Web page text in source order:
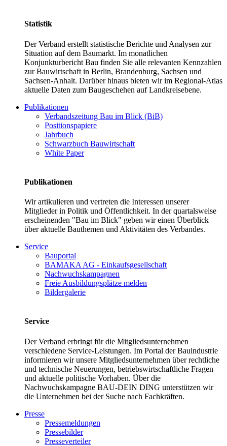
Statistik
Der Verband erstellt statistische Berichte und Analysen zur
Situation auf dem Baumarkt. Im monatlichen
Konjunkturbericht Bau finden Sie alle relevanten Kennzahlen
zur Bauwirtschaft in Berlin, Brandenburg, Sachsen und
Sachsen-Anhalt. Darüber hinaus bieten wir im Regional-Atlas
aktuelle Daten zum Baugeschehen auf Landkreisebene.
Publikationen
Verbandszeitung Bau im Blick (BiB)
Positionspapiere
Jahrbuch
Schwarzbuch Bauwirtschaft
White Paper
Publikationen
Wir artikulieren und vertreten die Interessen unserer
Mitglieder in Politik und Öffentlichkeit. In der quartalsweise
erscheinenden "Bau im Blick" geben wir einen Überblick
über aktuelle Bauthemen und Aktivitäten des Verbandes.
Service
Bauportal
BAMAKA AG - Einkaufsgesellschaft
Nachwuchskampagnen
Freie Ausbildungsplätze melden
Bildergalerie
Service
Der Verband erbringt für die Mitgliedsunternehmen
verschiedene Service-Leistungen. Im Portal der Bauindustrie
informieren wir unsere Mitgliedsunternehmen über rechtliche
und technische Neuerungen, betriebswirtschaftliche Fragen
und aktuelle politische Vorhaben. Über die
Nachwuchskampagne BAU-DEIN DING unterstützen wir
die Unternehmen bei der Suche nach Fachkräften.
Presse
Pressemeldungen
Pressebilder
Presseverteiler